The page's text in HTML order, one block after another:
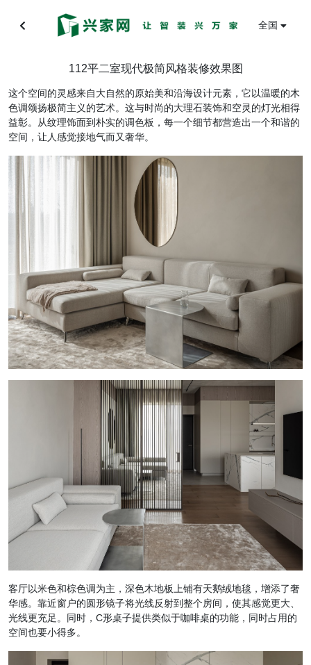
全国
112平二室现代极简风格装修效果图
这个空间的灵感来自大自然的原始美和沿海设计元素，它以温暖的木
色调颂扬极简主义的艺术。这与时尚的大理石装饰和空灵的灯光相得
益彰。从纹理饰面到朴实的调色板，每一个细节都营造出一个和谐的
空间，让人感觉接地气而又奢华。
客厅以米色和棕色调为主，深色木地板上铺有天鹅绒地毯，增添了奢
华感。靠近窗户的圆形镜子将光线反射到整个房间，使其感觉更大、
光线更充足。同时，C形桌子提供类似于咖啡桌的功能，同时占用的
空间也要小得多。